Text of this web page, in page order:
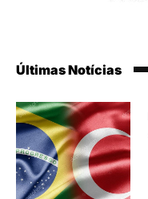
Últimas Notícias